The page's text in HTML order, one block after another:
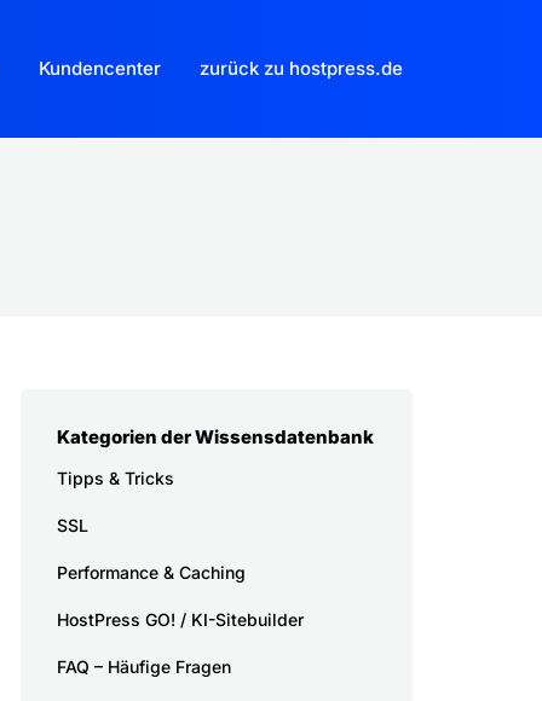
Kundencenter zurück zu hostpress.de
Kategorien der Wissensdatenbank
Tipps & Tricks
SSL
Performance & Caching
HostPress GO! / KI-Sitebuilder
FAQ – Häufige Fragen